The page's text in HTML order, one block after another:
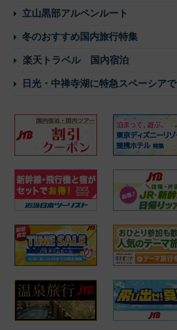
立山黒部アルペンルート
冬のおすすめ国内旅行特集
楽天トラベル 国内宿泊
日光・中禅寺湖に特急スペーシアで